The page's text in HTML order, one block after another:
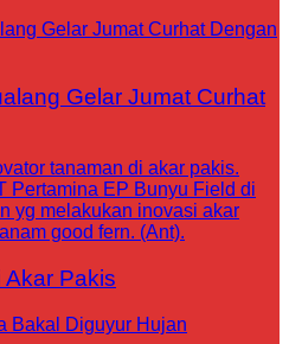
Gelar Jumat Curhat
Akar Pakis